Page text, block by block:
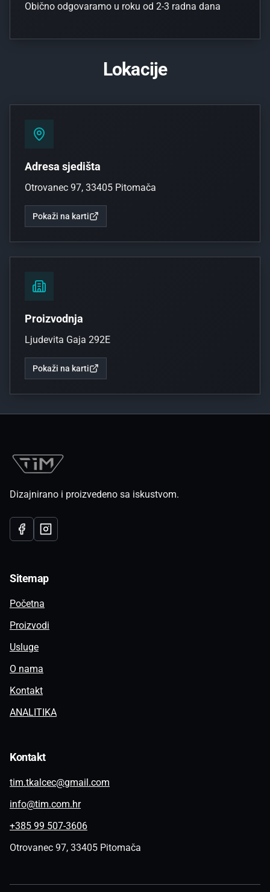
Obično odgovaramo u roku od 2-3 radna dana
Lokacije
Adresa sjedišta
Otrovanec 97, 33405 Pitomača
Pokaži na karti
Proizvodnja
Ljudevita Gaja 292E
Pokaži na karti
Dizajnirano i proizvedeno sa iskustvom.
FacebookInstagram
Sitemap
Početna
Proizvodi
Usluge
O nama
Kontakt
ANALITIKA
Kontakt
tim.tkalcec@gmail.com
info@tim.com.hr
+385 99 507-3606
Otrovanec 97, 33405 Pitomača